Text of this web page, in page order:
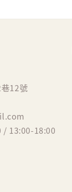
12號
/ 13:00-18:00